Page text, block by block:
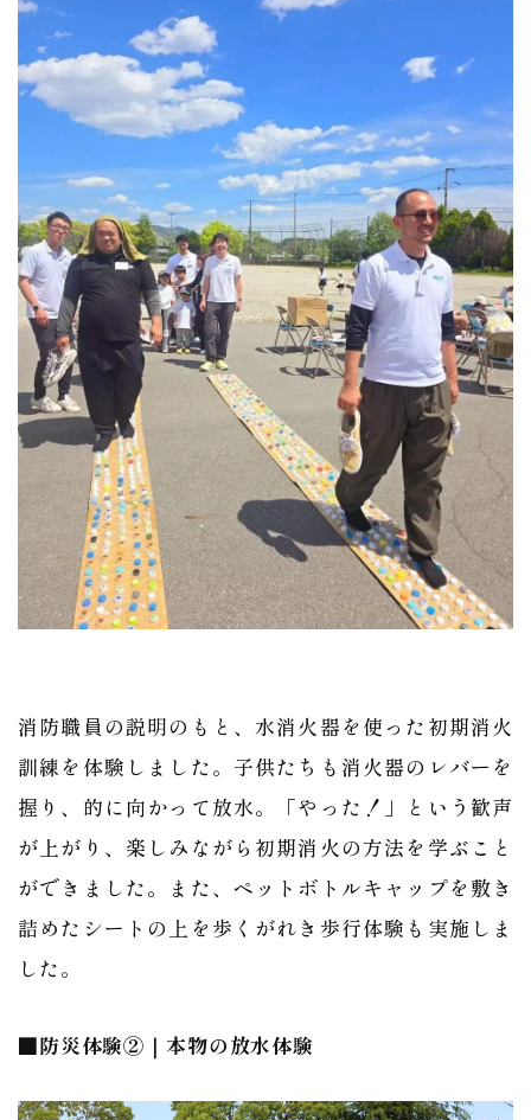
消防職員の説明のもと、水消火器を使った初期消火
訓練を体験しました。子供たちも消火器のレバーを
握り、的に向かって放水。「やった！」という歓声
が上がり、楽しみながら初期消火の方法を学ぶこと
ができました。また、ペットボトルキャップを敷き
詰めたシートの上を歩くがれき歩行体験も実施しま
した。
■防災体験②｜本物の放水体験